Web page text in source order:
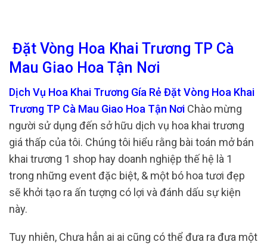
Đặt Vòng Hoa Khai Trương TP Cà
Mau Giao Hoa Tận Nơi
Dịch Vụ Hoa Khai Trương Gía Rẻ Đặt Vòng Hoa Khai
Trương TP Cà Mau Giao Hoa Tận Nơi Chào mừng
người sử dụng đến sở hữu dịch vụ hoa khai trương
giá thấp của tôi. Chúng tôi hiểu rằng bài toán mở bán
khai trương 1 shop hay doanh nghiệp thế hệ là 1
trong những event đặc biệt, & một bó hoa tươi đẹp
sẽ khởi tạo ra ấn tượng có lợi và đánh dấu sự kiện
này.
Tuy nhiên, Chưa hẳn ai ai cũng có thể đưa ra đưa một